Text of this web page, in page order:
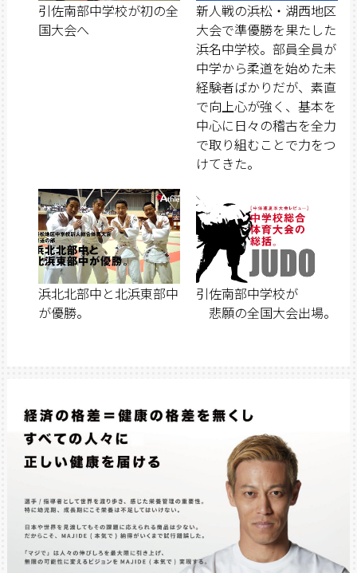
引佐南部中学校が初の全
国大会へ
新人戦の浜松・湖西地区
大会で準優勝を果たした
浜名中学校。部員全員が
中学から柔道を始めた未
経験者ばかりだが、素直
で向上心が強く、基本を
中心に日々の稽古を全力
で取り組むことで力をつ
けてきた。
浜北北部中と北浜東部中
が優勝。
引佐南部中学校が
悲願の全国大会出場。